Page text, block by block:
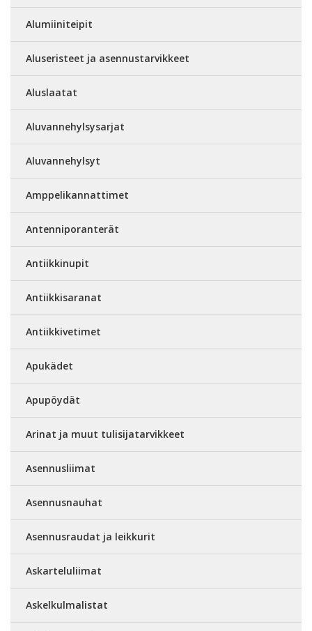
Alumiiniteipit
Aluseristeet ja asennustarvikkeet
Aluslaatat
Aluvannehylsysarjat
Aluvannehylsyt
Amppelikannattimet
Antenniporanterät
Antiikkinupit
Antiikkisaranat
Antiikkivetimet
Apukädet
Apupöydät
Arinat ja muut tulisijatarvikkeet
Asennusliimat
Asennusnauhat
Asennusraudat ja leikkurit
Askarteluliimat
Askelkulmalistat